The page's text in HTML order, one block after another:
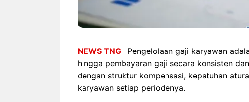
NEWS TNG– Pengelolaan gaji karyawan
hingga pembayaran gaji secara konsisten
dengan struktur kompensasi, kepatuhan
karyawan setiap periodenya.